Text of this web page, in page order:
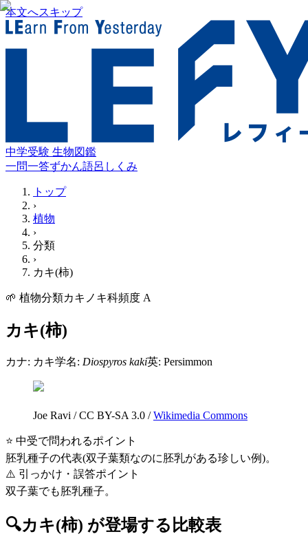
本文へスキップ
中学受験 生物図鑑
一問一答ずかん語呂 しくみ
トップ
›
植物
›
分類
›
カキ(柿)
🌱 植物分類カキノキ科頻度 A
カキ(柿)
カナ: カキ学名: Diospyros kaki英: Persimmon
Joe Ravi /CC BY-SA 3.0 / Wikimedia Commons
⭐ 中受で問われるポイント
胚乳種子の代表(双子葉類なのに胚乳がある珍しい例)。
⚠️ 引っかけ・誤答ポイント
双子葉でも胚乳種子。
🔍カキ(柿) が登場する比較表